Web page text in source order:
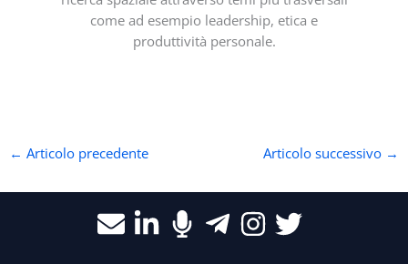
come ad esempio leadership, etica e
produttività personale.
← Articolo precedente Articolo successivo →